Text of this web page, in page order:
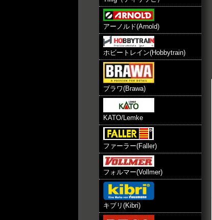
アーノルド(Arnold)
ホビートレイン(Hobbytrain)
ブラワ(Brawa)
KATO/Lemke
ファーラー(Faller)
フォルマー(Vollmer)
キブリ(Kibri)